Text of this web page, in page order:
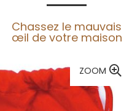
Chassez le mauvais
œil de votre maison
ZOOM